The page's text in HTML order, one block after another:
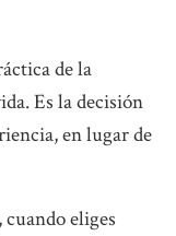
de la
Es la decisión
en lugar de
eliges